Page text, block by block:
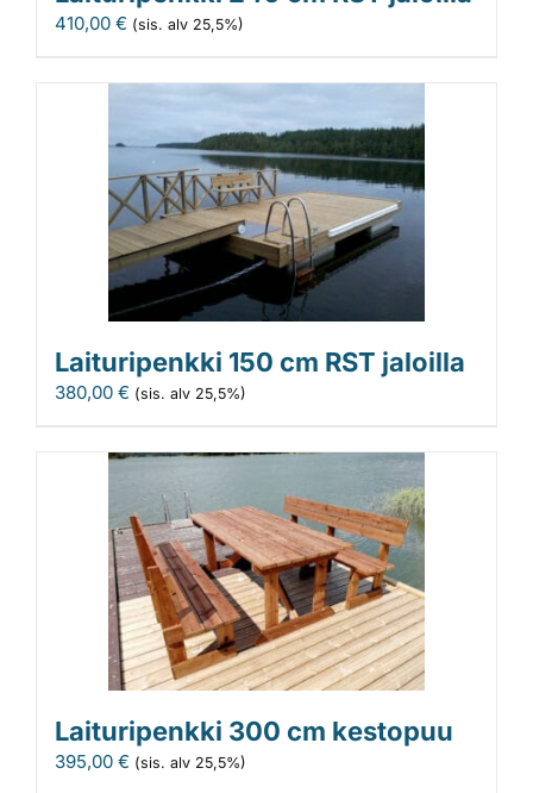
410,00 € (sis. alv 25,5%)
Laituripenkki 150 cm RST jaloilla
380,00 € (sis. alv 25,5%)
Laituripenkki 300 cm kestopuu
395,00 € (sis. alv 25,5%)